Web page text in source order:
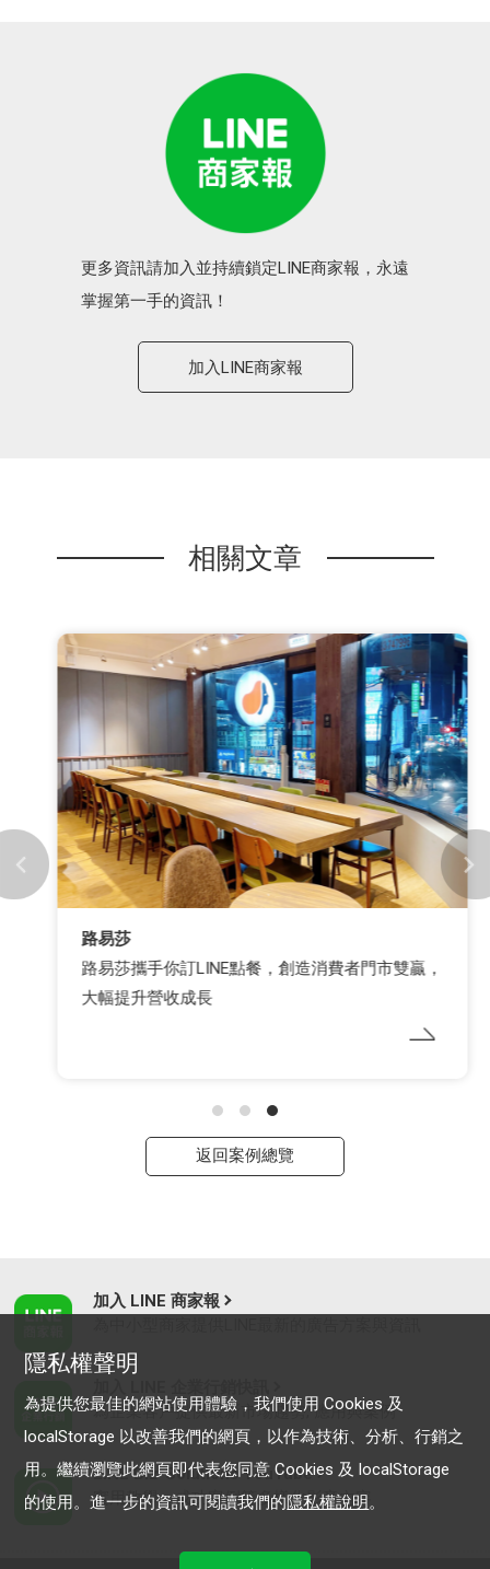
更多資訊請加入並持續鎖定LINE商家報，永遠
掌握第一手的資訊！
加入LINE商家報
相關文章
路易莎
路易莎攜手你訂LINE點餐，創造消費者門市雙贏，
大幅提升營收成長
返回案例總覽
加入 LINE 商家報
為企業客戶提供最新市場趨勢, 應用與案例
LINE Biz-Solutions YouTube
實用教學、成功案例等多樣化影音內容
隱私權聲明
為提供您最佳的網站使用體驗，我們使用 Cookies 及
localStorage 以改善我們的網頁，以作為技術、分析、行銷之
用。繼續瀏覽此網頁即代表您同意 Cookies 及 localStorage
的使用。進一步的資訊可閱讀我們的隱私權說明。